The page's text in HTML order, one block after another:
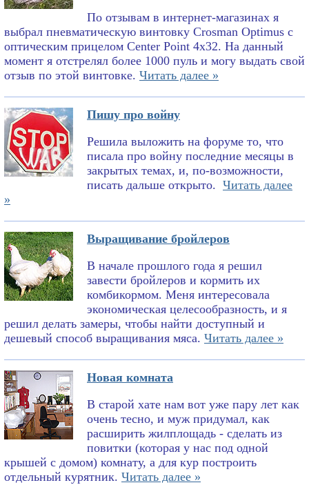
По отзывам в интернет-магазинах я
выбрал пневматическую винтовку Crosman Optimus с
оптическим прицелом Center Point 4x32. На данный
момент я отстрелял более 1000 пуль и могу выдать свой
отзыв по этой винтовке. Читать далее »
Пишу про войну
Решила выложить на форуме то, что
писала про войну последние месяцы в
закрытых темах, и, по-возможности,
писать дальше открыто. Читать далее
»
Выращивание бройлеров
В начале прошлого года я решил
завести бройлеров и кормить их
комбикормом. Меня интересовала
экономическая целесообразность, и я
решил делать замеры, чтобы найти доступный и
дешевый способ выращивания мяса. Читать далее »
Новая комната
В старой хате нам вот уже пару лет как
очень тесно, и муж придумал, как
расширить жилплощадь - сделать из
повитки (которая у нас под одной
крышей с домом) комнату, а для кур построить
отдельный курятник. Читать далее »